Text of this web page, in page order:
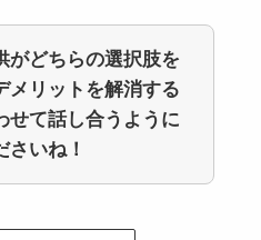
がどちらの選択肢を
メリットを解消する
せて話し合うように
さいね！